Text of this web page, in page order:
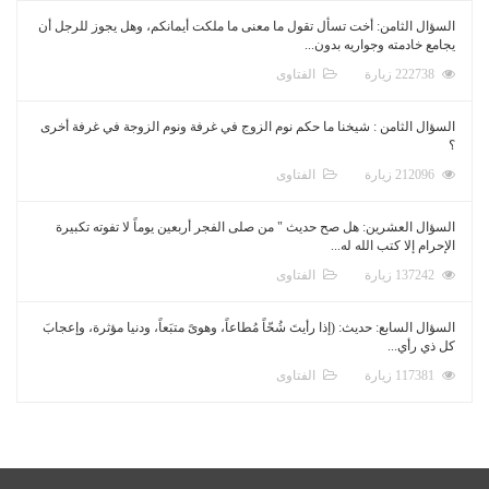
السؤال الثامن: أخت تسأل تقول ما معنى ما ملكت أيمانكم، وهل يجوز للرجل أن
يجامع خادمته وجواريه بدون...
الفتاوى
السؤال الثامن : شيخنا ما حكم نوم الزوج في غرفة ونوم الزوجة في غرفة أخرى
؟
الفتاوى
السؤال العشرين: هل صح حديث " من صلى الفجر أربعين يوماً لا تفوته تكبيرة
الإحرام إلا كتب الله له...
الفتاوى
السؤال السابع: حديث: (إذا رأيتَ شُحّاً مُطاعاً، وهوىً متبَعاً، ودنيا مؤثرة، وإعجابَ
كل ذي رأي...
الفتاوى